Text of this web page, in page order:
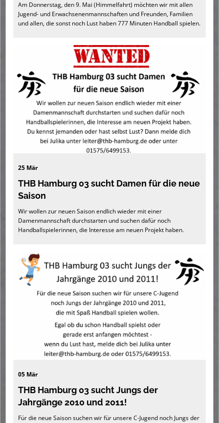
Am Donnerstag, den 9. Mai (Himmelfahrt) möchten wir mit allen
Jugend- und Erwachsenenmannschaften und Freunden, Familien
und allen, die sonst noch Lust haben 777 Minuten Handball spielen.
25 Mär
THB Hamburg 03 sucht Damen für die neue
Saison
Wir wollen zur neuen Saison endlich wieder mit einer
Damenmannschaft durchstarten und suchen dafür noch
Handballspielerinnen, die Interesse am neuen Projekt haben.
05 Mär
THB Hamburg 03 sucht Jungs der
Jahrgänge 2010 und 2011!
Für die neue Saison suchen wir für unsere C-Jugend noch Jungs der